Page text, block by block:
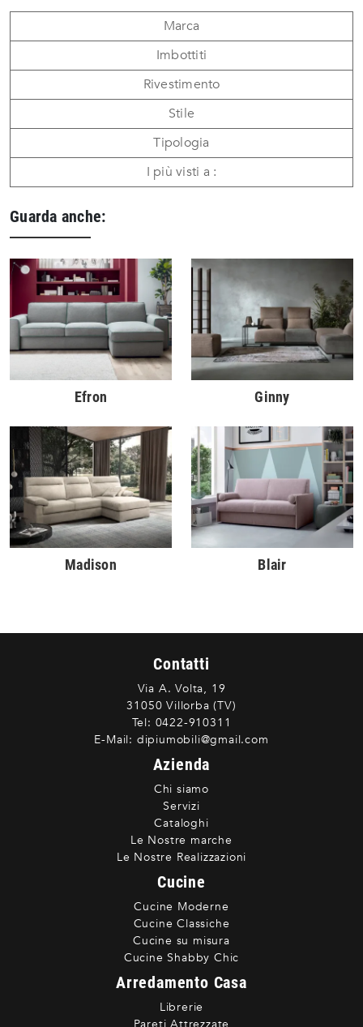
Marca
Imbottiti
Rivestimento
Stile
Tipologia
I più visti a :
Guarda anche:
Efron Ginny
Madison Blair
Contatti
Via A. Volta, 19
31050 Villorba (TV)
Tel: 0422-910311
E-Mail: dipiumobili@gmail.com
Azienda
Chi siamo
Servizi
Cataloghi
Le Nostre marche
Le Nostre Realizzazioni
Cucine
Cucine Moderne
Cucine Classiche
Cucine su misura
Cucine Shabby Chic
Arredamento Casa
Librerie